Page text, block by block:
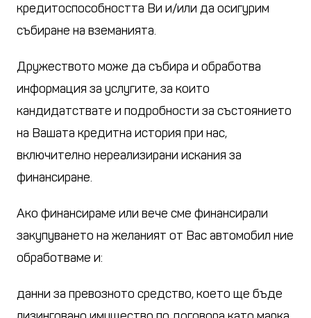
кредитоспособността Ви и/или да осигурим
събиране на вземанията.
Дружеството може да събира и обработва
информация за услугите, за които
кандидатствате и подробности за състоянието
на Вашата кредитна история при нас,
включително нереализирани искания за
финансиране.
Ако финансираме или вече сме финансирали
закупуването на желаният от Вас автомобил ние
обработваме и:
данни за превозното средство, което ще бъде